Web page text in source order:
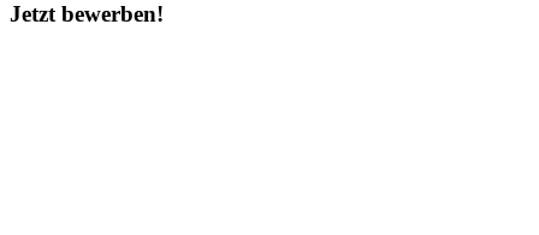
Jetzt bewerben!